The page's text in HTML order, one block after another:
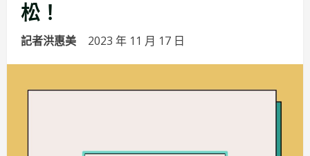
松！
記者洪惠美 2023 年 11 月 17 日